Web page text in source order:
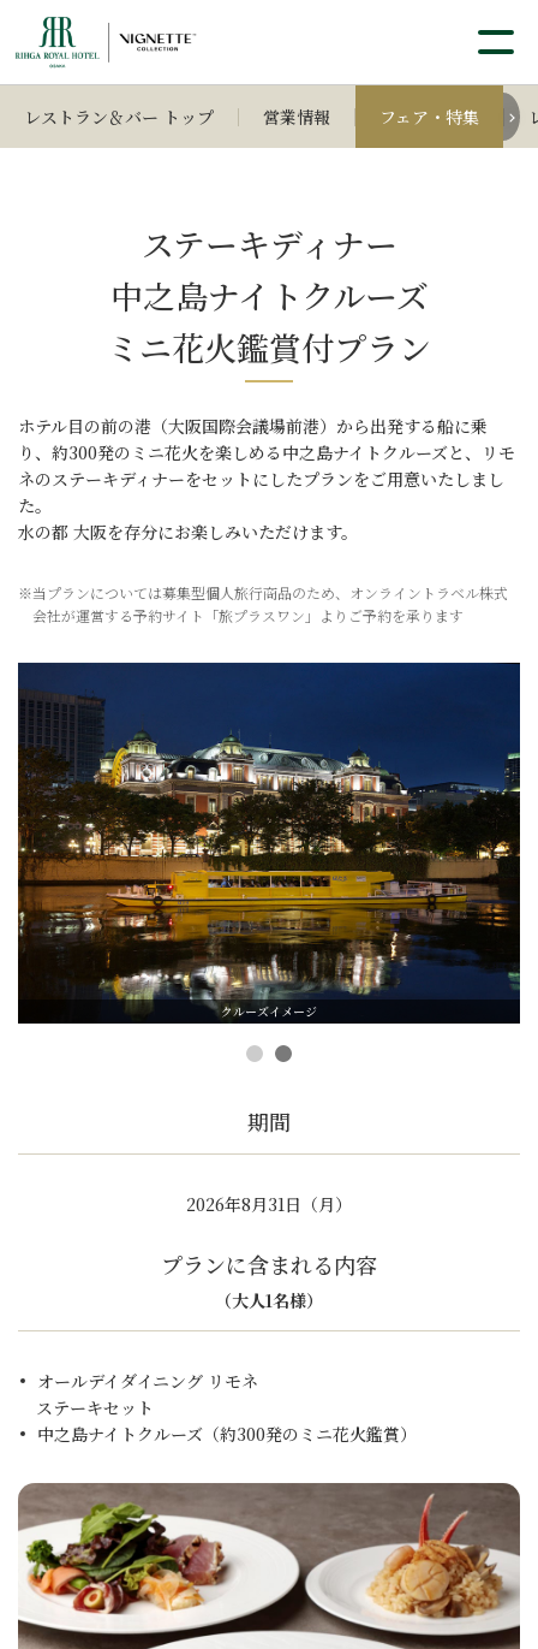
レストラン＆バー トップ 営業情報 フェア・特集
ステーキディナー
中之島ナイトクルーズ
ミニ花火鑑賞付プラン
ホテル目の前の港（大阪国際会議場前港）から出発する船に乗
り、 約300発のミニ花火を楽しめる中之島ナイトクルーズと、
リモ
ネのステーキディナーをセットにしたプランをご用意いたしまし
た。
水の都 大阪を存分にお楽しみいただけます。
※当プランについては募集型個人旅行商品のため、オンライントラベル株式
会社が運営する予約サイト「旅プラスワン」よりご予約を承ります
クルーズイメージ
期間
2026年8月31日（月）
プランに含まれる内容
（大人1名様）
オールデイダイニング リモネ
ステーキセット
中之島ナイトクルーズ（約300発のミニ花火鑑賞）